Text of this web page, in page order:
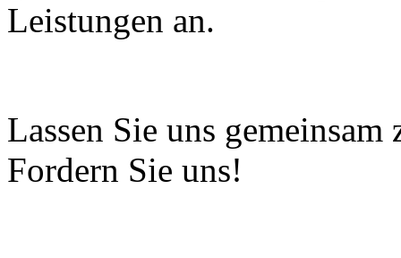
Leistungen an.
Lassen Sie uns
Fordern Sie uns!